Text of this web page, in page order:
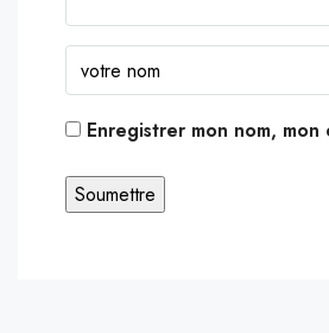
Enregistrer mon nom,